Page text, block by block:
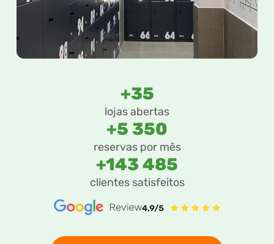
+35
lojas abertas
+5 350
reservas por mês
+143 485
clientes satisfeitos